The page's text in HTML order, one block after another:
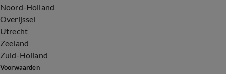
Noord-Holland
Overijssel
Utrecht
Zeeland
Zuid-Holland
Voorwaarden